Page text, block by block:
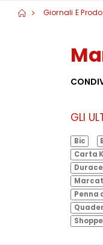
Giornali E
GLI
Bic
Carta
Penna